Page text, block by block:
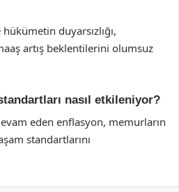
duyarsızlığı,
artış beklentilerini olumsuz
nasıl etkileniyor?
eden enflasyon, memurların
standartlarını